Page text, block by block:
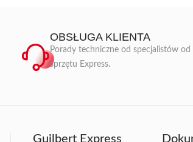
OBSŁUGA KLIENTA
Porady techniczne od specjalistów od
sprzętu Express.
Guilbert Express